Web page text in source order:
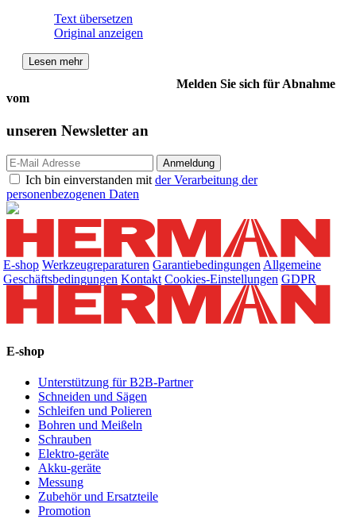
Text übersetzen
Original anzeigen
Lesen mehr
Melden Sie sich für Abnahme
vom
unseren Newsletter an
Ich bin einverstanden mit der Verarbeitung der
personenbezogenen Daten
E-shop Werkzeugreparaturen Garantiebedingungen Allgemeine
Geschäftsbedingungen Kontakt Cookies-Einstellungen GDPR
E-shop
Unterstützung für B2B-Partner
Schneiden und Sägen
Schleifen und Polieren
Bohren und Meißeln
Schrauben
Elektro-geräte
Akku-geräte
Messung
Zubehör und Ersatzteile
Promotion